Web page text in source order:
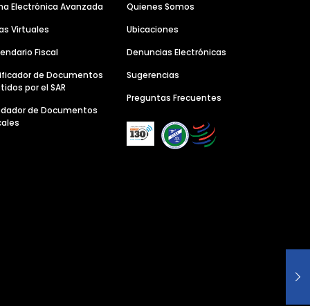
Electrónica Avanzada
Virtuales
Fiscal
de Documentos
por el SAR
de Documentos
Quienes Somos
Ubicaciones
Denuncias Electrónicas
Sugerencias
Preguntas Frecuentes